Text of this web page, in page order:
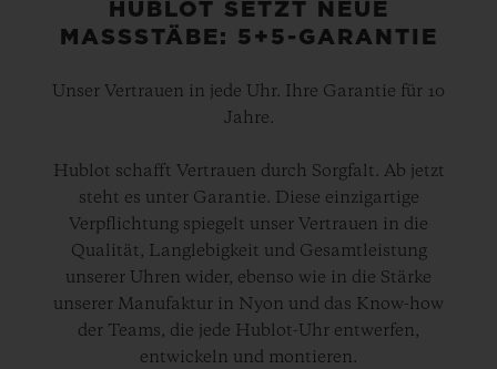
HUBLOT SETZT NEUE
MASSSTÄBE: 5+5-GARANTIE
Unser Vertrauen in jede Uhr. Ihre Garantie für 10
Jahre.
Hublot schafft Vertrauen durch Sorgfalt. Ab jetzt
steht es unter Garantie. Diese einzigartige
Verpflichtung spiegelt unser Vertrauen in die
Qualität, Langlebigkeit und Gesamtleistung
unserer Uhren wider, ebenso wie in die Stärke
unserer Manufaktur in Nyon und das Know-how
der Teams, die jede Hublot-Uhr entwerfen,
entwickeln und montieren.